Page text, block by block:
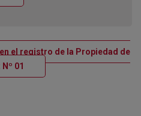
el registro de la Propiedad de
01
Ventana nueva